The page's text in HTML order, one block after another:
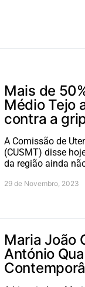
Mais de
Médio Tejo
contra a
A Comissão de
(CUSMT) disse
da região ainda
29 de Novembro, 2023
Maria João
António